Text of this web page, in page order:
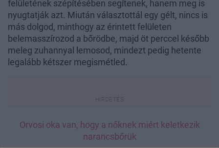
felületének szépítésében segítenek, hanem meg is
nyugtatják azt. Miután választottál egy gélt, nincs is
más dolgod, minthogy az érintett felületen
belemasszírozod a bőrödbe, majd öt perccel később
meleg zuhannyal lemosod, mindezt pedig hetente
legalább kétszer megismétled.
Orvosi oka van, hogy a nőknek miért keletkezik
narancsbőrük